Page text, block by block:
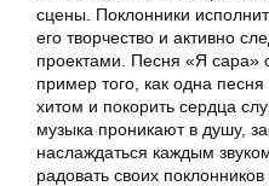
сцены. Поклонники
его творчество и активно
проектами. Песня «Я сара»
пример того, как одна
хитом и покорить сердца
музыка проникают в душу,
наслаждаться каждым
радовать своих